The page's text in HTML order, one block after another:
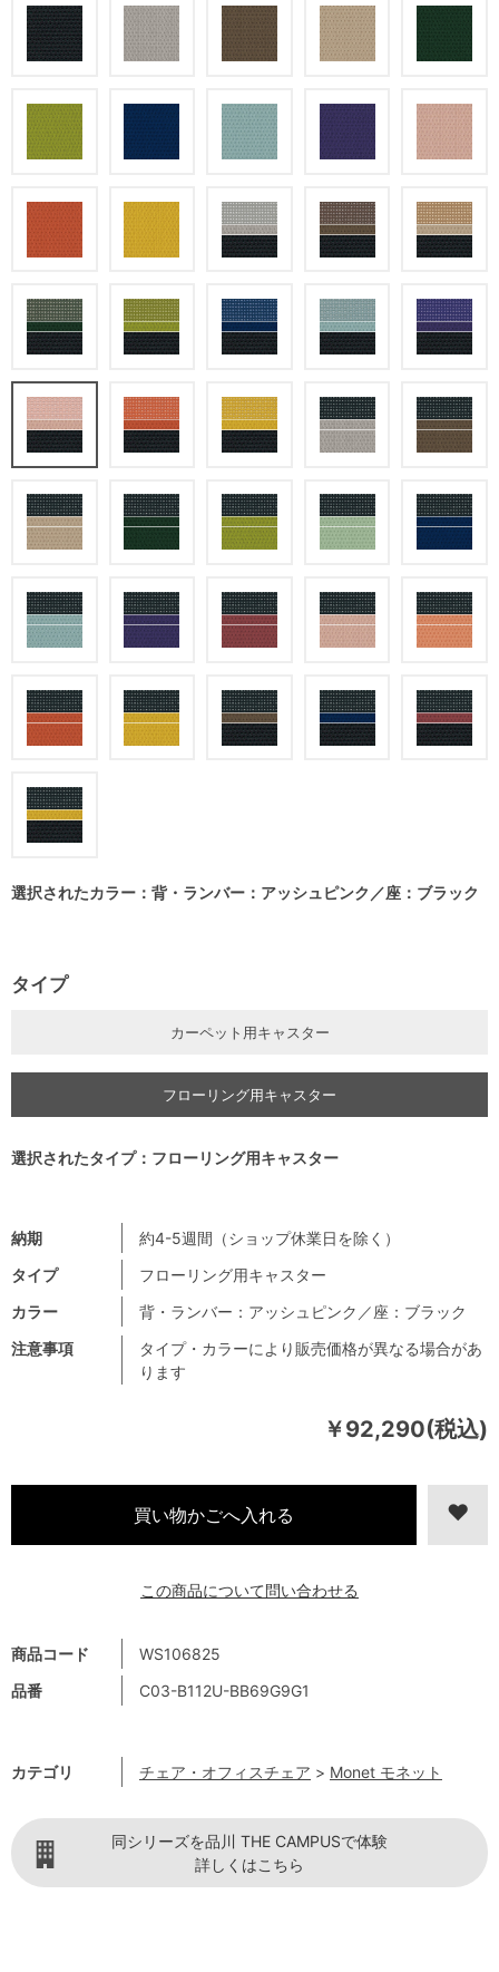
￥92,290(税込)
商品コード
WS106825
品番
C03-B112U-BB69G9G1
カテゴリ チェア・オフィスチェア > Monet モネット
注意事項
タイプ・カラーにより販売価格が異なる場合があ
ります
納期
約4-5週間（ショップ休業日を除く）
タイプ
フローリング用キャスター
カラー
背・ランバー：アッシュピンク／座：ブラック
選択されたカラー：背・ランバー：アッシュピンク／座：ブラック
タイプ
カーペット用キャスター
フローリング用キャスター
選択されたタイプ：フローリング用キャスター
この商品について問い合わせる
同シリーズを品川 THE CAMPUSで体験
詳しくはこちら